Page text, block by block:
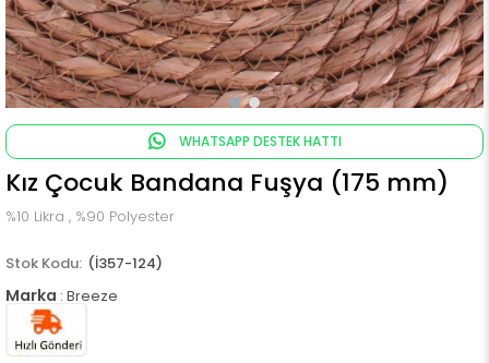
WHATSAPP DESTEK HATTI
Kız Çocuk Bandana Fuşya (175 mm)
%10 Likra , %90 Polyester
(İ357-124)
Marka : Breeze